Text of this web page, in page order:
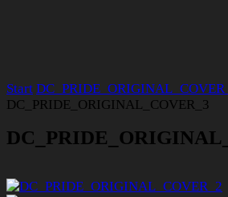
Start
DC_PRIDE_ORIGINAL_COVER_3